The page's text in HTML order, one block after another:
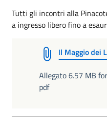
Tutti gli incontri alla
a ingresso libero fino a
Il Maggio dei
Allegato 6.57 MB
pdf